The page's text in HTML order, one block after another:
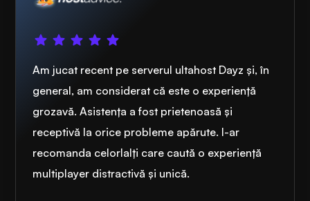
Am jucat recent pe serverul ultahost Dayz și, în
general, am considerat că este o experiență
grozavă. Asistența a fost prietenoasă și
receptivă la orice probleme apărute. l-ar
recomanda celorlalți care caută o experiență
multiplayer distractivă și unică.